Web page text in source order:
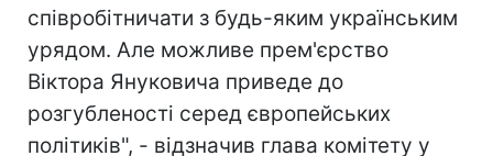
співробітничати з будь-яким українським
урядом. Але можливе прем'єрство
Віктора Януковича приведе до
розгубленості серед європейських
політиків", - відзначив глава комітету у